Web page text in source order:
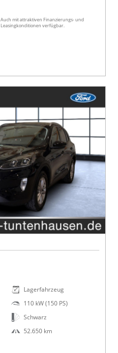
Auch mit attraktiven Finanzierungs- und
Leasingkonditionen verfügbar.
Lagerfahrzeug
110 kW (150 PS)
Schwarz
52.650 km